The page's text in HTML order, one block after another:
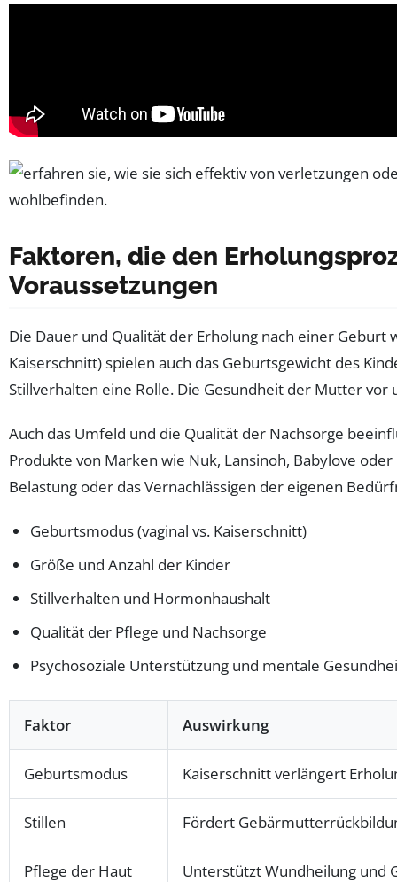
Faktoren, die den
Voraussetzungen
Die Dauer und Qualität der Erholung nach einer
Kaiserschnitt) spielen auch das Geburtsgewicht des
Stillverhalten eine Rolle. Die Gesundheit der Mutter
Auch das Umfeld und die Qualität der Nachsorge
Produkte von Marken wie Nuk, Lansinoh, Babylove
Belastung oder das Vernachlässigen der eigenen
Geburtsmodus (vaginal vs. Kaiserschnitt)
Größe und Anzahl der Kinder
Stillverhalten und Hormonhaushalt
Qualität der Pflege und Nachsorge
Psychosoziale Unterstützung und mentale
Faktor Auswirkung
Geburtsmodus Kaiserschnitt verlängert
Stillen Fördert
Pflege der Haut Unterstützt Wundheilung und